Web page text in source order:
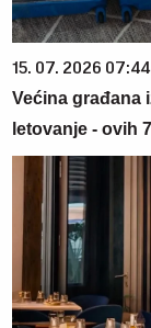
15. 07. 2026 07:44
Većina građana
letovanje - ovih